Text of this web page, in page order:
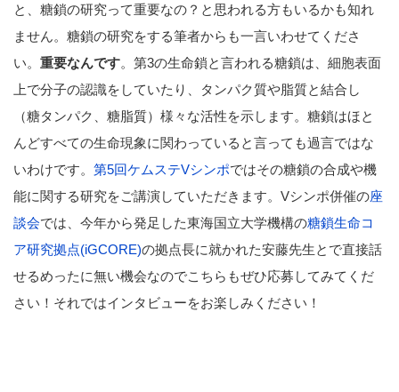
と、糖鎖の研究って重要なの？と思われる方もいるかも知れ
ません。糖鎖の研究をする筆者からも一言いわせてくださ
い。 重要なんです。第3の生命鎖と言われる糖鎖は、細胞表面
上で分子の認識をしていたり、タンパク質や脂質と結合し
（糖タンパク、糖脂質）様々な活性を示します。糖鎖はほと
んどすべての生命現象に関わっていると言っても過言ではな
いわけです。 第5回ケムステVシンポではその糖鎖の合成や機
能に関する研究をご講演していただきます。Vシンポ併催の座
談会では、今年から発足した東海国立大学機構の糖鎖生命コ
ア研究拠点(iGCORE)の拠点長に就かれた安藤先生とで直接話
せるめったに無い機会なのでこちらもぜひ応募してみてくだ
さい！それではインタビューをお楽しみください！